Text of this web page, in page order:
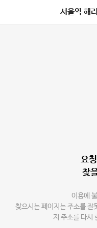
서울역 해
요
찾
이용에
찾으시는 페이지는 주소를 잘
지 주소를 다시